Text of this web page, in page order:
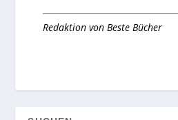
Redaktion vonBeste Bücher